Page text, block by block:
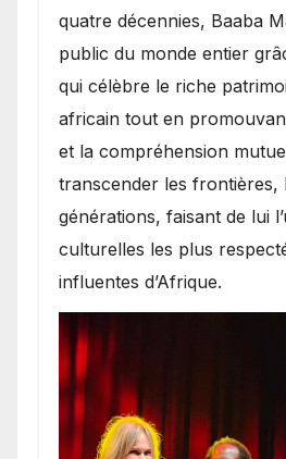
quatre décennies, Baaba
public du monde entier
qui célèbre le riche
africain tout en
et la compréhension
transcender les frontières,
générations, faisant de lui
culturelles les plus
influentes d’Afrique.